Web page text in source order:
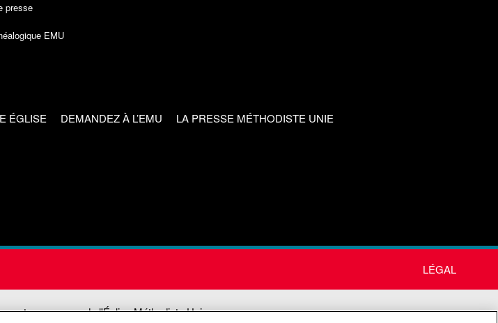
presse
EMU
ÉGLISE DEMANDEZ À L’EMU LA PRESSE MÉTHODISTE UNIE
LÉGAL
est une agence de l'Église Méthodiste Unie